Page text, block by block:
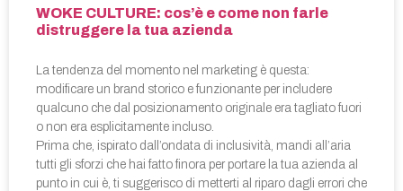
WOKE CULTURE: cos’è e come non farle
distruggere la tua azienda
La tendenza del momento nel marketing è questa:
modificare un brand storico e funzionante per includere
qualcuno che dal posizionamento originale era tagliato fuori
o non era esplicitamente incluso.
Prima che, ispirato dall’ondata di inclusività, mandi all’aria
tutti gli sforzi che hai fatto finora per portare la tua azienda al
punto in cui è, ti suggerisco di metterti al riparo dagli errori che